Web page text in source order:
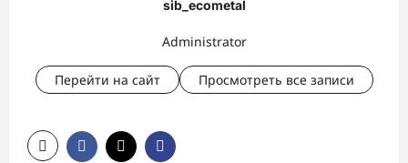
sib_ecometal
Administrator
Перейти на сайт Просмотреть все записи